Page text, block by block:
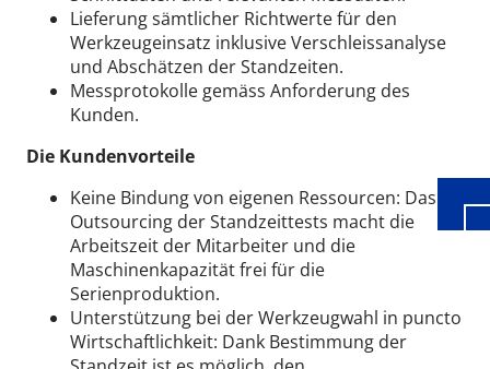
Lieferung sämtlicher Richtwerte für den
Werkzeugeinsatz inklusive Verschleissanalyse
und Abschätzen der Standzeiten.
Messprotokolle gemäss Anforderung des
Kunden.
Die Kundenvorteile
Keine Bindung von eigenen Ressourcen: Das
Outsourcing der Standzeittests macht die
Arbeitszeit der Mitarbeiter und die
Maschinenkapazität frei für die
Serienproduktion.
Unterstützung bei der Werkzeugwahl in puncto
Wirtschaftlichkeit: Dank Bestimmung der